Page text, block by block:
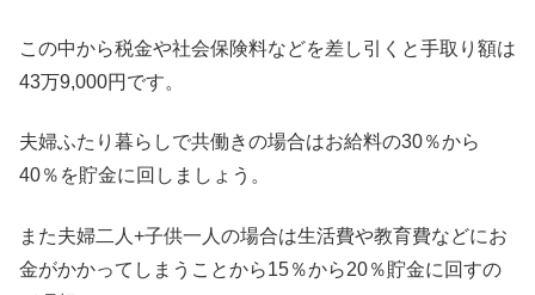
この中から税金や社会保険料などを差し引くと手取り額は
43万9,000円です。
夫婦ふたり暮らしで共働きの場合はお給料の30％から
40％を貯金に回しましょう。
また夫婦二人+子供一人の場合は生活費や教育費などにお
金がかかってしまうことから15％から20％貯金に回すの